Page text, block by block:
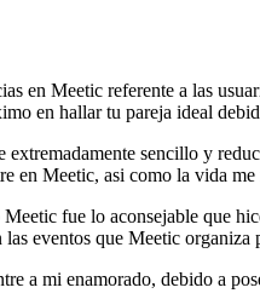
en Meetic referente a las
en hallar tu pareja ideal
extremadamente sencillo y
en Meetic, asi­ como la vida me
fue lo aconsejable que
eventos que Meetic organiza
a mi enamorado, debido a